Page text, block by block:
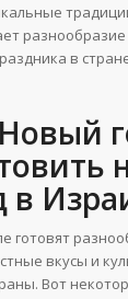
разнообразие
в
в
готовят
вкусы и
Вот